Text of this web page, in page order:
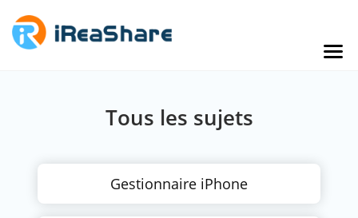
Tous les sujets
Gestionnaire iPhone